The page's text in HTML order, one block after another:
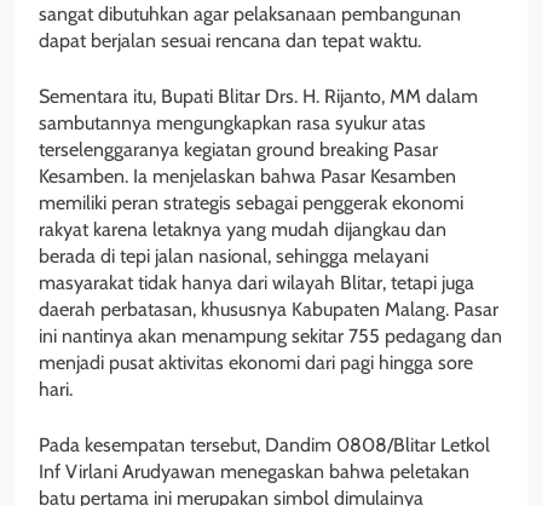
sangat dibutuhkan agar pelaksanaan pembangunan
dapat berjalan sesuai rencana dan tepat waktu.
Sementara itu, Bupati Blitar Drs. H. Rijanto, MM dalam
sambutannya mengungkapkan rasa syukur atas
terselenggaranya kegiatan ground breaking Pasar
Kesamben. Ia menjelaskan bahwa Pasar Kesamben
memiliki peran strategis sebagai penggerak ekonomi
rakyat karena letaknya yang mudah dijangkau dan
berada di tepi jalan nasional, sehingga melayani
masyarakat tidak hanya dari wilayah Blitar, tetapi juga
daerah perbatasan, khususnya Kabupaten Malang. Pasar
ini nantinya akan menampung sekitar 755 pedagang dan
menjadi pusat aktivitas ekonomi dari pagi hingga sore
hari.
Pada kesempatan tersebut, Dandim 0808/Blitar Letkol
Inf Virlani Arudyawan menegaskan bahwa peletakan
batu pertama ini merupakan simbol dimulainya